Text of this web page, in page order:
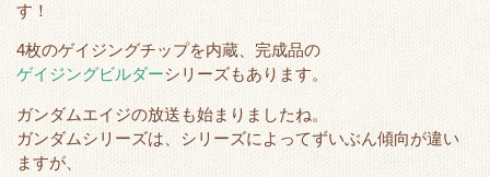
す！
4枚のゲイジングチップを内蔵、完成品の
ゲイジングビルダーシリーズもあります。
ガンダムエイジの放送も始まりましたね。
ガンダムシリーズは、シリーズによってずいぶん傾向が違い
ますが、